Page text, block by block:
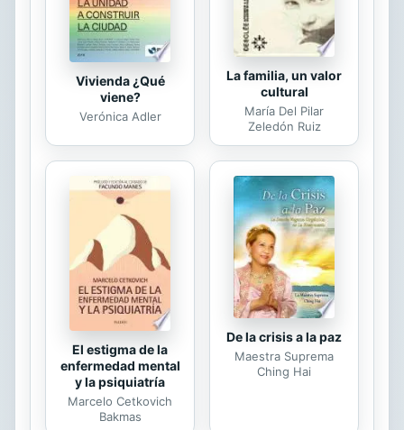
Vivienda ¿Qué
viene?
Verónica Adler
La familia, un valor
cultural
María Del Pilar
Zeledón Ruiz
El estigma de la
enfermedad mental
y la psiquiatría
Marcelo Cetkovich
Bakmas
De la crisis a la paz
Maestra Suprema
Ching Hai